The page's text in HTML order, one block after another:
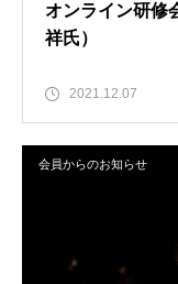
オンライン研修
祥氏）
2021.12.07
会員からのお知らせ